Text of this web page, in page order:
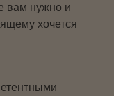
вам нужно и
хочется